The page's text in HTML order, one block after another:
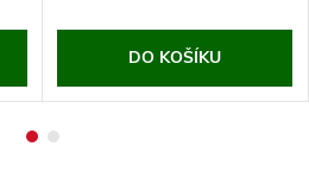
DO KOŠÍKU